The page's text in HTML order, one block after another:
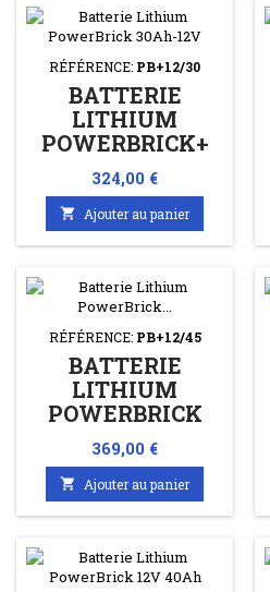
RÉFÉRENCE: PB+12/30
BATTERIE
LITHIUM
POWERBRICK+
12V 30AH
Prix
324,00 €
 Ajouter au panier
RÉFÉRENCE: PB+12/45
BATTERIE
LITHIUM
POWERBRICK
12V 45AH
Prix
369,00 €
 Ajouter au panier